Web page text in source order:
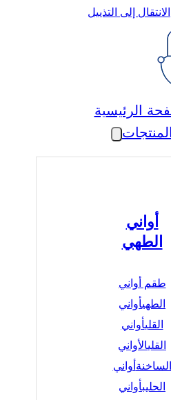
إلى التذييل
الرئيسية
المنتجات
أواني
الطهي
طقم أواني
الطهيأواني
القليأواني
القليالأواني
الساخنةأواني
الحليبأواني